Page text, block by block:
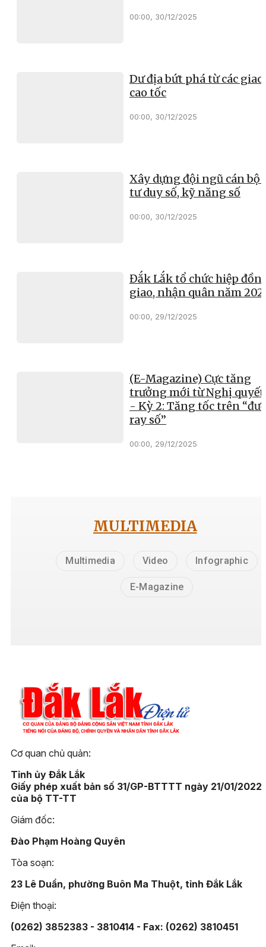
00:00, 30/12/2025
Dư địa bứt phá từ các
cao tốc
00:00, 30/12/2025
Xây dựng đội ngũ cán bộ
tư duy số, kỹ năng số
00:00, 30/12/2025
Đắk Lắk tổ chức hiệp
giao, nhận quân năm
00:00, 29/12/2025
(E-Magazine) Cực tăng
trưởng mới từ Nghị quyết
- Kỳ 2: Tăng tốc trên
ray số”
00:00, 29/12/2025
MULTIMEDIA
Multimedia Video Infographic
E-Magazine
Cơ quan chủ quản:
Tỉnh ủy Đắk Lắk
Giấy phép xuất bản số 31/GP-BTTTT ngày 21/01/2022
của bộ TT-TT
Giám đốc:
Đào Phạm Hoàng Quyên
Tòa soạn:
23 Lê Duẩn, phường Buôn Ma Thuột, tỉnh Đắk Lắk
Điện thoại:
(0262) 3852383 - 3810414 - Fax: (0262) 3810451